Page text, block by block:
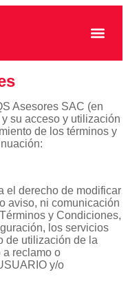
Asesores SAC (en
su acceso y utilización
de los términos y
el derecho de modificar
aviso, ni comunicación
y Condiciones,
los servicios
de utilización de la
a reclamo o
y/o